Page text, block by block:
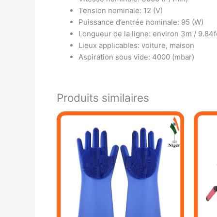
Tension nominale: 12 (V)
Puissance d’entrée nominale: 95 (W)
Longueur de la ligne: environ 3m /
Lieux applicables: voiture, maison
Aspiration sous vide: 4000 (mbar)
Produits similaires